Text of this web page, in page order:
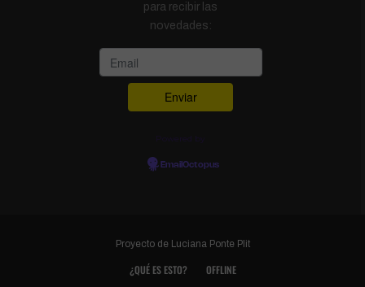
para recibir las
novedades:
EmailOctopus
Proyecto de Luciana Ponte Plit
¿QUÉ ES ESTO? OFFLINE